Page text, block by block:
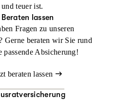
Jetzt beraten lassen
teuer ist.
Beraten lassen
Fragen zu unseren
Gerne beraten wir Sie rund
passende Absicherung!
beraten lassen